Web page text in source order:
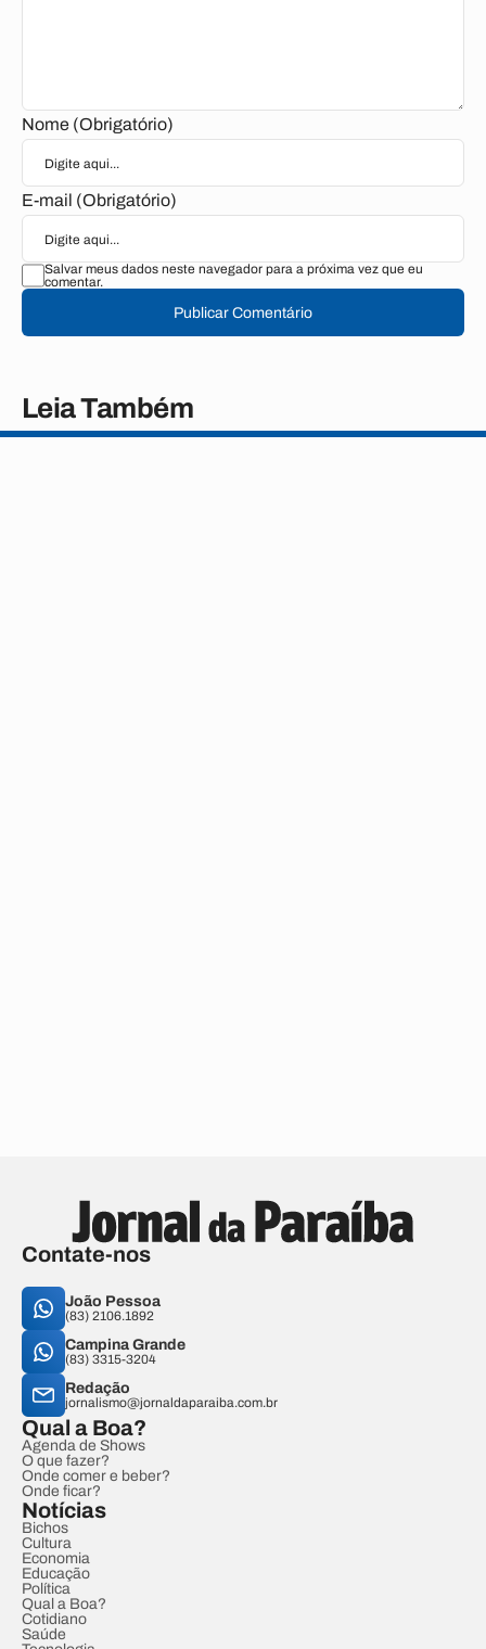
Nome (Obrigatório)
E-mail (Obrigatório)
Salvar meus dados neste navegador para a próxima vez que eu
comentar.
Publicar Comentário
Leia Também
Contate-nos
João Pessoa
(83) 2106.1892
Campina Grande
(83) 3315-3204
Redação
jornalismo@jornaldaparaiba.com.br
Qual a Boa?
Agenda de Shows
O que fazer?
Onde comer e beber?
Onde ficar?
Notícias
Bichos
Cultura
Economia
Educação
Política
Qual a Boa?
Cotidiano
Saúde